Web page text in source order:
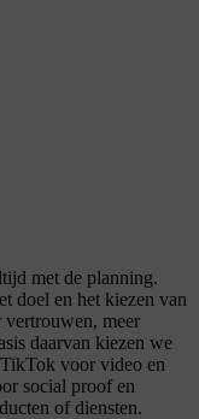
met de planning.
doel en het kiezen van
meer
daarvan kiezen we
voor video en
social proof en
of diensten.